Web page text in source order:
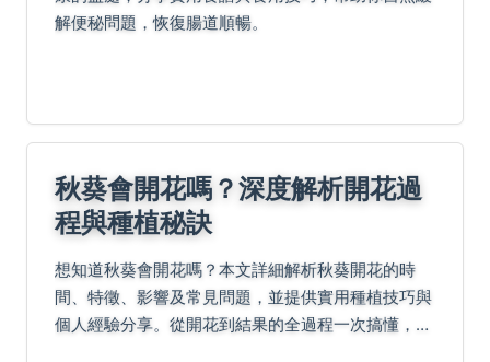
解便秘問題，恢復腸道順暢。
秋葵會開花嗎？深度解析開花過
程與種植秘訣
想知道秋葵會開花嗎？本文詳細解析秋葵開花的時
間、特徵、影響及常見問題，並提供實用種植技巧與
個人經驗分享。從開花到結果的全過程一次搞懂，幫